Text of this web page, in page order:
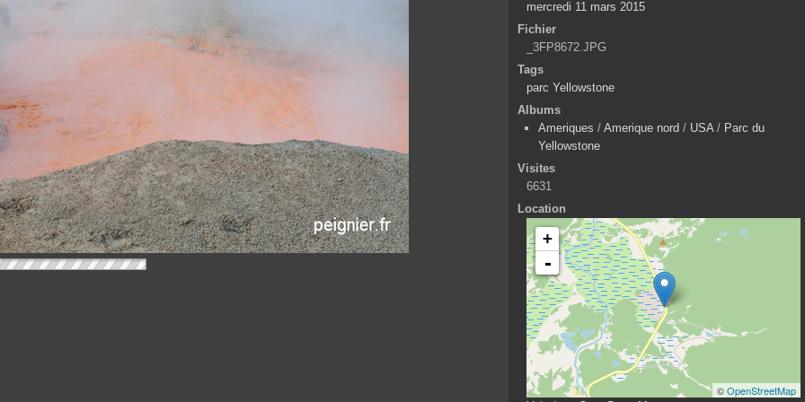
mercredi 11 mars 2015
Fichier
_3FP8672.JPG
Tags
parc Yellowstone
Albums
Ameriques / Amerique nord / USA / Parc du
Yellowstone
Visites
6631
Location
+
-
©OpenStreetMap